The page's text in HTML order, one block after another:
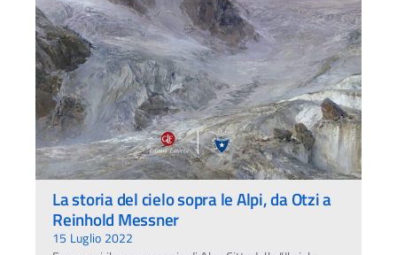
La storia del cielo sopra le Alpi, da Otzi a
Reinhold Messner
15 Luglio 2022